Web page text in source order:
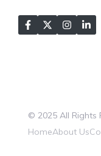
© 2025 All Rights
HomeAbout Us